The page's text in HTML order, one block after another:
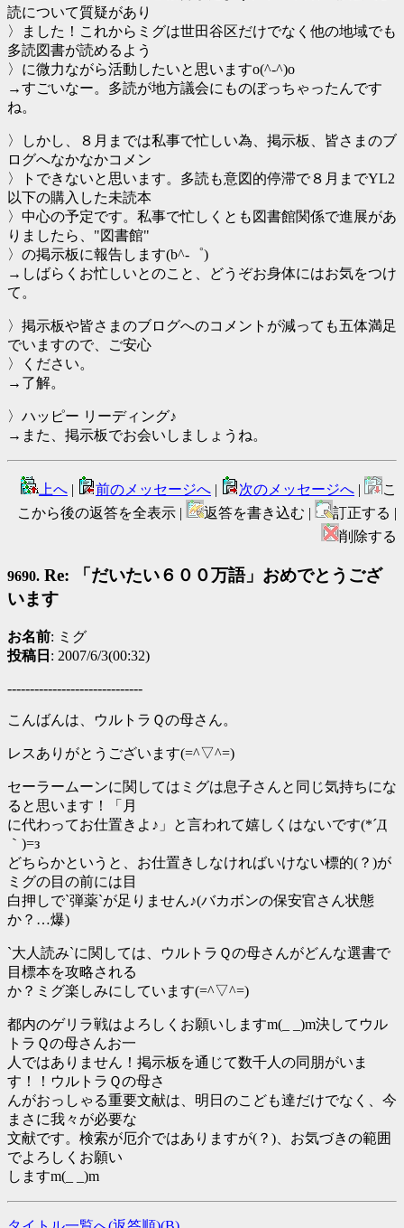
読について質疑があり
〉ました！これからミグは世田谷区だけでなく他の地域でも
多読図書が読めるよう
〉に微力ながら活動したいと思いますo(^-^)o
→すごいなー。多読が地方議会にものぼっちゃったんです
ね。
〉しかし、８月までは私事で忙しい為、掲示板、皆さまのブ
ログへなかなかコメン
〉トできないと思います。多読も意図的停滞で８月までYL2
以下の購入した未読本
〉中心の予定です。私事で忙しくとも図書館関係で進展があ
りましたら、"図書館"
〉の掲示板に報告します(b^-゜)
→しばらくお忙しいとのこと、どうぞお身体にはお気をつけ
て。
〉掲示板や皆さまのブログへのコメントが減っても五体満足
でいますので、ご安心
〉ください。
→了解。
〉ハッピー リーディング♪
→また、掲示板でお会いしましょうね。
上へ | 前のメッセージへ | 次のメッセージへ |
こ
こから後の返答を全表示 |
返答を書き込む |
訂正する |
削除する
9690. Re: 「だいたい６００万語」おめでとうござ
います
お名前: ミグ
投稿日 : 2007/6/3(00:32)
------------------------------
こんばんは、ウルトラＱの母さん。
レスありがとうございます(=^▽^=)
セーラームーンに関してはミグは息子さんと同じ気持ちにな
ると思います！「月
に代わってお仕置きよ♪」と言われて嬉しくはないです(*´Д
｀)=з
どちらかというと、お仕置きしなければいけない標的(？)が
ミグの目の前には目
白押しで`弾薬`が足りません♪(バカボンの保安官さん状態
か？…爆)
`大人読み`に関しては、ウルトラＱの母さんがどんな選書で
目標本を攻略される
か？ミグ楽しみにしています(=^▽^=)
都内のゲリラ戦はよろしくお願いしますm(_ _)m決してウル
トラＱの母さんお一
人ではありません！掲示板を通じて数千人の同朋がいま
す！！ウルトラＱの母さ
んがおっしゃる重要文献は、明日のこども達だけでなく、今
まさに我々が必要な
文献です。検索が厄介ではありますが(？)、お気づきの範囲
でよろしくお願い
しますm(_ _)m